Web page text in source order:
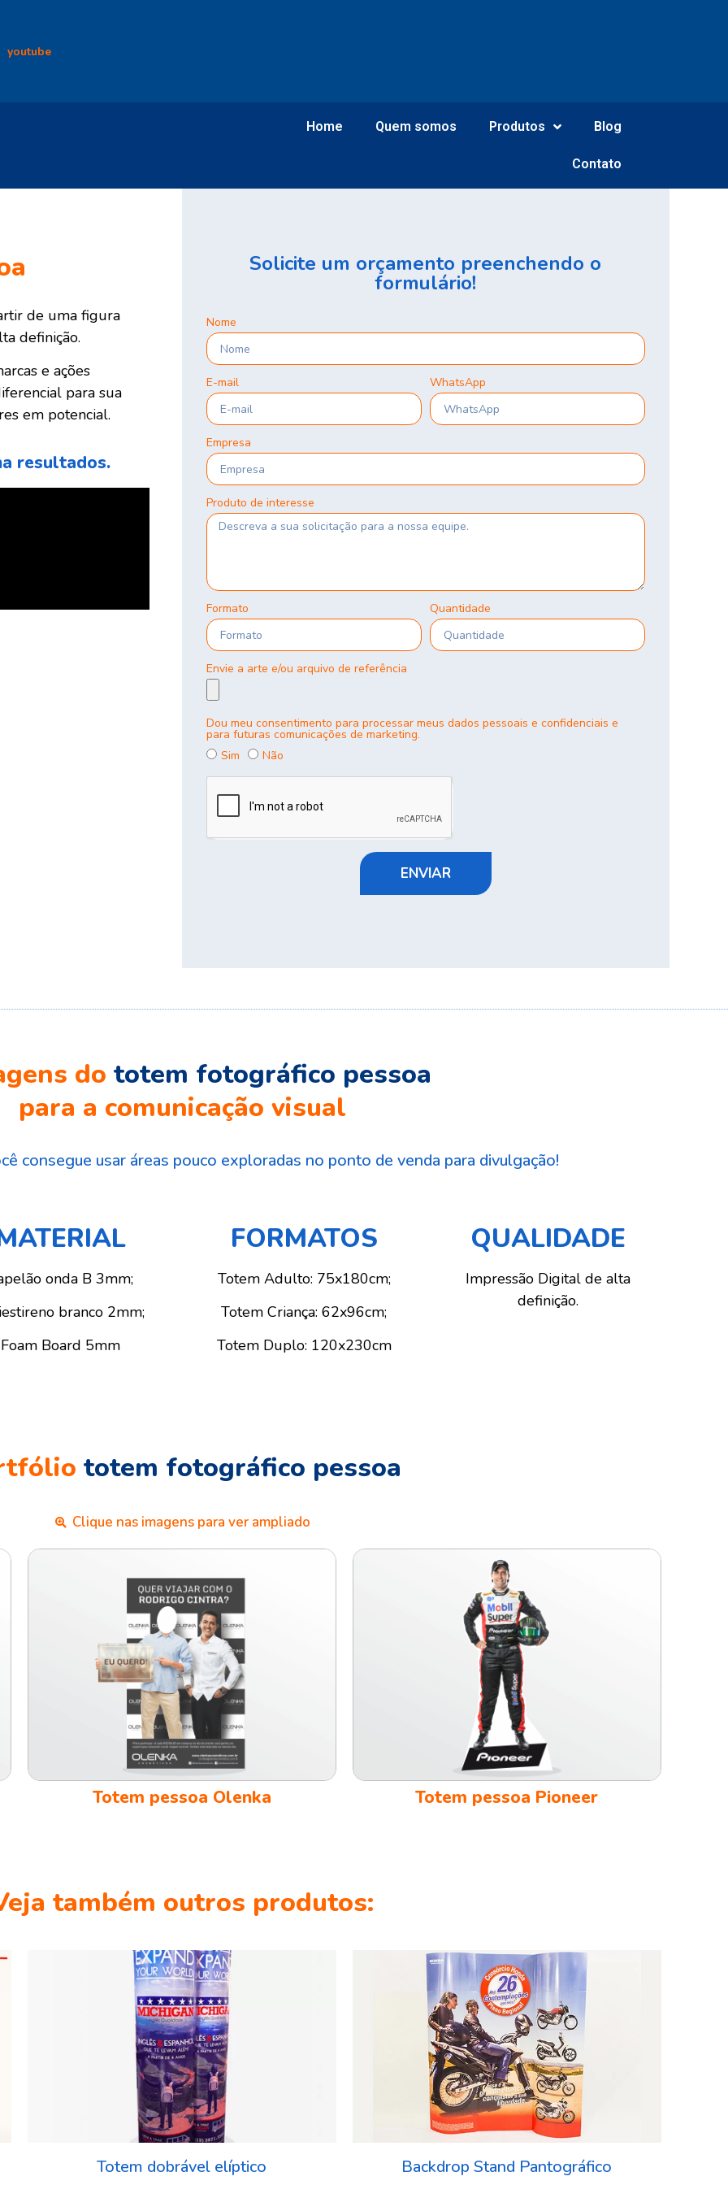
youtube
Home Quem somos Produtos Blog
Contato
de uma figura
definição.
e ações
para sua
em potencial.
resultados.
Solicite um orçamento preenchendo o
formulário!
Nome
E-mail WhatsApp
Empresa
Produto de interesse
Formato Quantidade
Envie a arte e/ou arquivo de referência
Dou meu consentimento para processar meus dados pessoais e confidenciais e
para futuras comunicações de marketing.
Sim
Não
ENVIAR
do totem fotográfico pessoa
para a comunicação visual
consegue usar áreas pouco exploradas no ponto de venda para divulgação!
onda B 3mm;
branco 2mm;
FoamBoard 5mm
FORMATOS
Totem Adulto: 75x180cm;
Totem Criança: 62x96cm;
Totem Duplo: 120x230cm
QUALIDADE
Impressão Digital de alta
definição.
totem fotográfico pessoa
Clique nas imagens para ver ampliado
Totem pessoa Olenka Totem pessoa Pioneer
também outros produtos:
Totem dobrável elíptico Backdrop Stand Pantográfico